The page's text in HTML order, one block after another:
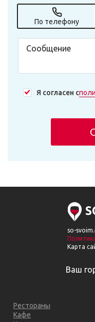
По телефону
Я согласен с
so-
Карта
Ваш
Рестораны
Кафе